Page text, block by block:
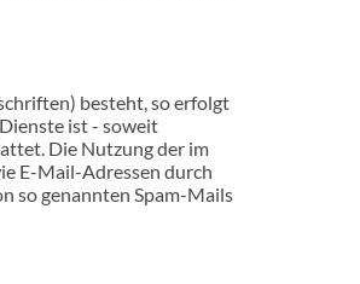
besteht, so erfolgt
ist - soweit
Die Nutzung der im
E-Mail-Adressen durch
so genannten Spam-Mails